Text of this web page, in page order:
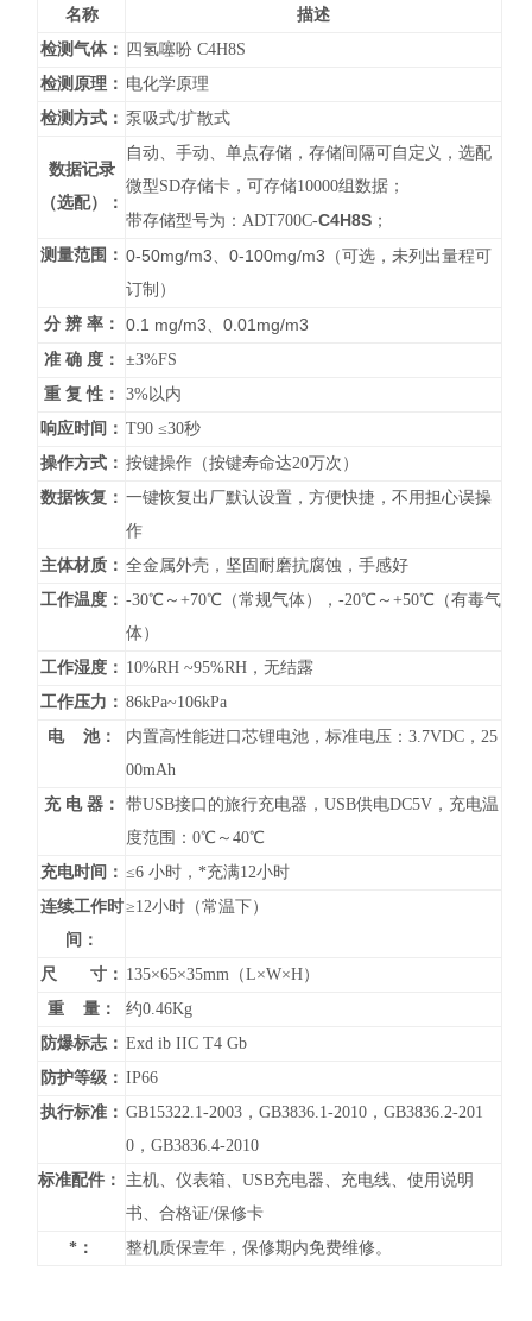
名称
描述
检测气体： 四氢噻吩 C4H8S
检测原理： 电化学原理
检测方式： 泵吸式/扩散式
数据记录
（选配）：
自动、手动、单点存储，存储间隔可自定义，选配
微型SD存储卡，可存储10000组数据；
带存储型号为：ADT700C-C4H8S ；
测量范围： 0-50mg/m3、0-100mg/m3 （可选，未列出量程可
订制）
分 辨 率：
0.1 mg/m3、0.01mg/m3
准 确 度：
±3%FS
重 复 性：
3%以内
响应时间： T90 ≤30秒
操作方式： 按键操作（按键寿命达20万次）
数据恢复： 一键恢复出厂默认设置，方便快捷，不用担心误操
作
主体材质： 全金属外壳，坚固耐磨抗腐蚀，手感好
工作温度： -30℃～+70℃（常规气体），-20℃～+50℃（有毒气
体）
工作湿度： 10%RH ~95%RH，无结露
工作压力： 86kPa~106kPa
电 池：
内置高性能进口芯锂电池，标准电压：3.7VDC，25
00mAh
充 电 器：
带USB接口的旅行充电器，USB供电DC5V，充电温
度范围：0℃～40℃
充电时间： ≤6 小时，*充满12小时
连续工作时
间：
≥12小时（常温下）
尺 寸： 135×65×35mm（L×W×H）
重 量：
约0.46Kg
防爆标志： Exd ib IIC T4 Gb
防护等级： IP66
执行标准： GB15322.1-2003，GB3836.1-2010，GB3836.2-201
0，GB3836.4-2010
标准配件：
主机、仪表箱、USB充电器、充电线、使用说明
书、合格证/保修卡
*：
整机质保壹年，保修期内免费维修。